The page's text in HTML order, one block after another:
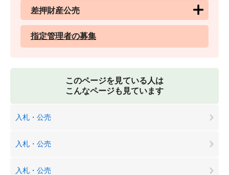
差押財産公売
指定管理者の募集
このページを見ている人は
こんなページも見ています
入札・公売
入札・公売
入札・公売